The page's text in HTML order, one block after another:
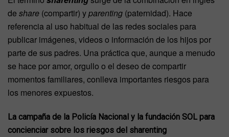
de share (compartir) yparenting (paternidad). Hace
referencia al uso habitual de las redes sociales para
publicar imágenes, videos o información de los hijos por
parte de sus padres. Una práctica que, aunque a menudo
se hace por amor, orgullo o el deseo de compartir
momentos familiares, conlleva importantes riesgos para
los menores expuestos.
La campaña de la Policía Nacional y la fundación SOL para
concienciar sobre los riesgos del sharenting